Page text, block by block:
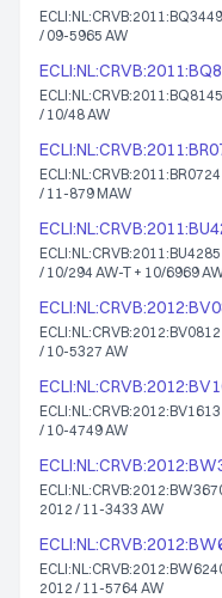
/ 09-5965 AW
/ 10/48 AW
/ 11-879 MAW
/ 10/294 AW-T + 10/6969
/ 10-5327 AW
/ 10-4749 AW
2012 / 11-3433 AW
2012 / 11-5764 AW